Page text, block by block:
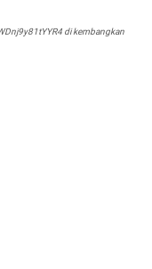
di kembangkan